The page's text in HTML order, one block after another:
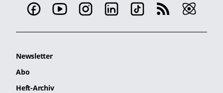
Newsletter
Abo
Heft-Archiv